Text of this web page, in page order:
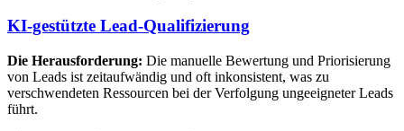
KI-gestützte Lead-Qualifizierung
Die Herausforderung: Die manuelle Bewertung und Priorisierung
von Leads ist zeitaufwändig und oft inkonsistent, was zu
verschwendeten Ressourcen bei der Verfolgung ungeeigneter Leads
führt.